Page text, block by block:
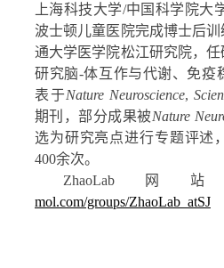
上海科技大学/中国科学院大
波士顿儿童医院完成博士后训
通大学医学院松江研究院，任
研究脑-体互作与代谢、免疫
表于Nature Neuroscience,
期刊，部分成果被Nature
选为研究亮点进行专题评述
400余次。
ZhaoLab网
mol.com/groups/ZhaoLab_atSJ